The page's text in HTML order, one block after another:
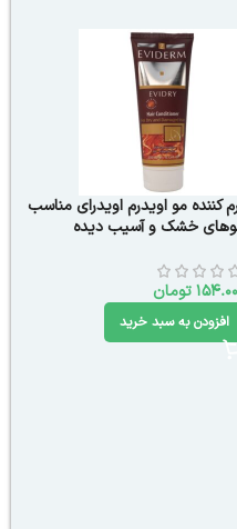
کننده مو اویدرم اویدرای مناسب
خشک و آسیب دیده
تومان
افزودن به سبد خرید